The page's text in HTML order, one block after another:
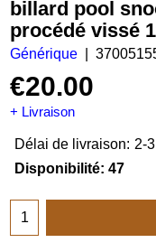
billard pool
procédé vissé
Générique
€20.00
+ Livraison
Délai de livraison: 2-
Disponibilité: 47